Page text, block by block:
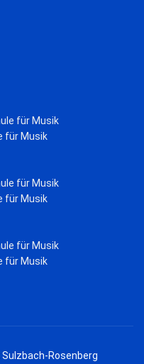
für Musik
für Musik
für Musik
Rosenberg